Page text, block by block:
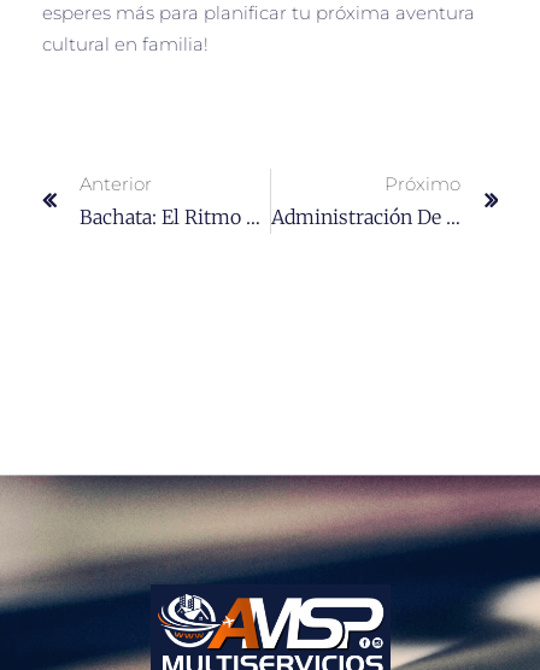
esperes más para planificar tu próxima aventura
cultural en familia!
Anterior
Bachata: El Ritmo Romántico Que Conquistó El Mundo Desde La República Dominicana
Próximo
Administración De Propiedades En Puerto Plata: Todo Lo Que Necesitas Saber